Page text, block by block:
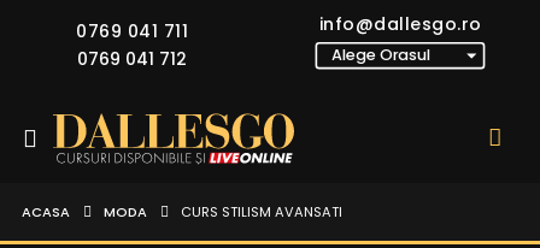
0769 041 711
0769 041 712
info@dallesgo.ro
ACASA MODA CURS STILISM AVANSATI